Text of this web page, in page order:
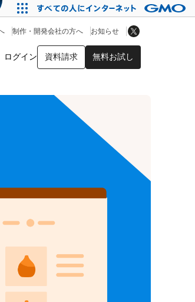
ログイン 資料請求 無料お試し
制作・開発会社の方へ お知らせ
リストア